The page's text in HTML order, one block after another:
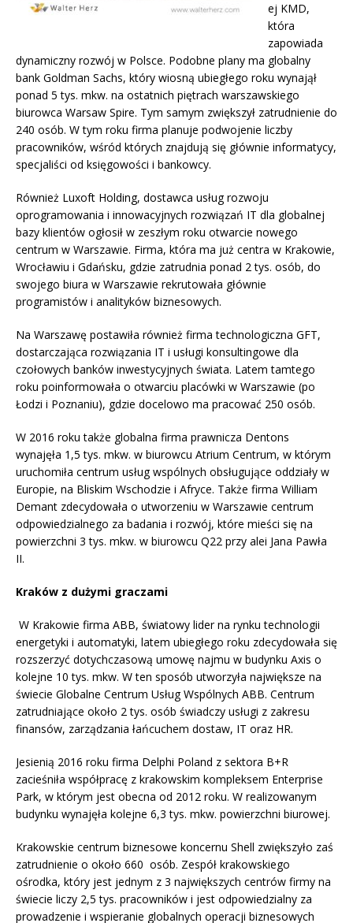
ej KMD,
która
zapowiada
dynamiczny rozwój w Polsce. Podobne plany ma globalny
bank Goldman Sachs, który wiosną ubiegłego roku wynajął
ponad 5 tys. mkw. na ostatnich piętrach warszawskiego
biurowca Warsaw Spire. Tym samym zwiększył zatrudnienie do
240 osób. W tym roku firma planuje podwojenie liczby
pracowników, wśród których znajdują się głównie informatycy,
specjaliści od księgowości i bankowcy.
Również Luxoft Holding, dostawca usług rozwoju
oprogramowania i innowacyjnych rozwiązań IT dla globalnej
bazy klientów ogłosił w zeszłym roku otwarcie nowego
centrum w Warszawie. Firma, która ma już centra w Krakowie,
Wrocławiu i Gdańsku, gdzie zatrudnia ponad 2 tys. osób, do
swojego biura w Warszawie rekrutowała głównie
programistów i analityków biznesowych.
Na Warszawę postawiła również firma technologiczna GFT,
dostarczająca rozwiązania IT i usługi konsultingowe dla
czołowych banków inwestycyjnych świata. Latem tamtego
roku poinformowała o otwarciu placówki w Warszawie (po
Łodzi i Poznaniu), gdzie docelowo ma pracować 250 osób.
W 2016 roku także globalna firma prawnicza Dentons
wynajęła 1,5 tys. mkw. w biurowcu Atrium Centrum, w którym
uruchomiła centrum usług wspólnych obsługujące oddziały w
Europie, na Bliskim Wschodzie i Afryce. Także firma William
Demant zdecydowała o utworzeniu w Warszawie centrum
odpowiedzialnego za badania i rozwój, które mieści się na
powierzchni 3 tys. mkw. w biurowcu Q22 przy alei Jana Pawła
II.
Kraków z dużymi graczami
W Krakowie firma ABB, światowy lider na rynku technologii
energetyki i automatyki, latem ubiegłego roku zdecydowała się
rozszerzyć dotychczasową umowę najmu w budynku Axis o
kolejne 10 tys. mkw. W ten sposób utworzyła największe na
świecie Globalne Centrum Usług Wspólnych ABB. Centrum
zatrudniające około 2 tys. osób świadczy usługi z zakresu
finansów, zarządzania łańcuchem dostaw, IT oraz HR.
Jesienią 2016 roku firma Delphi Poland z sektora B+R
zacieśniła współpracę z krakowskim kompleksem Enterprise
Park, w którym jest obecna od 2012 roku. W realizowanym
budynku wynajęła kolejne 6,3 tys. mkw. powierzchni biurowej.
Krakowskie centrum biznesowe koncernu Shell zwiększyło zaś
zatrudnienie o około 660 osób. Zespół krakowskiego
ośrodka, który jest jednym z 3 największych centrów firmy na
świecie liczy 2,5 tys. pracowników i jest odpowiedzialny za
prowadzenie i wspieranie globalnych operacji biznesowych